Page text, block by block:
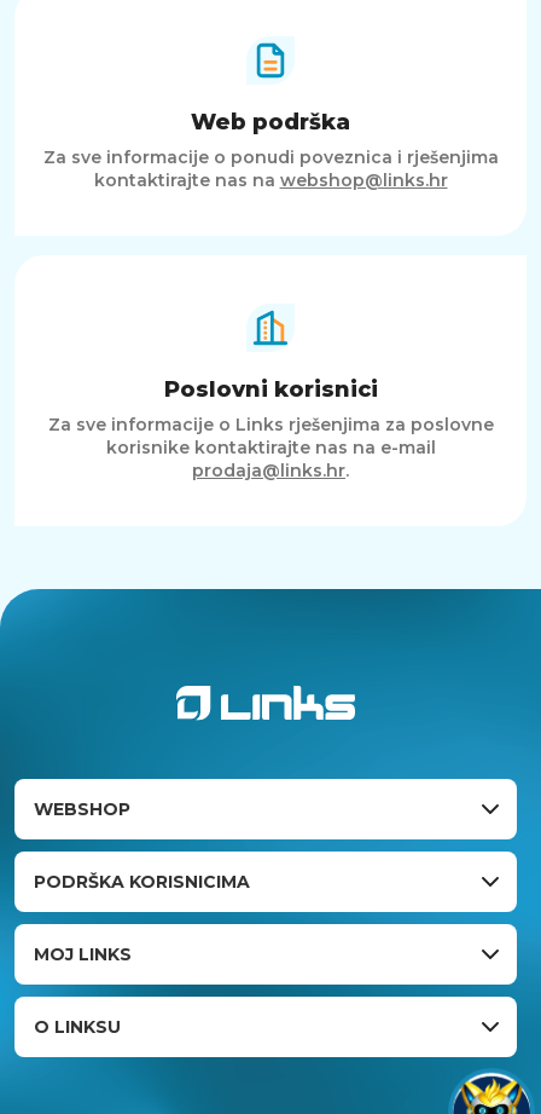
Web podrška
Za sve informacije o ponudi poveznica i rješenjima
kontaktirajte nas na webshop@links.hr
Poslovni korisnici
Za sve informacije o Links rješenjima za poslovne
korisnike kontaktirajte nas na e-mail
prodaja@links.hr.
WEBSHOP
PODRŠKA KORISNICIMA
MOJ LINKS
O LINKSU